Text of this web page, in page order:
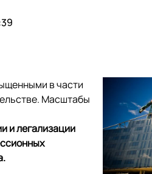
в части
Масштабы
и легализации